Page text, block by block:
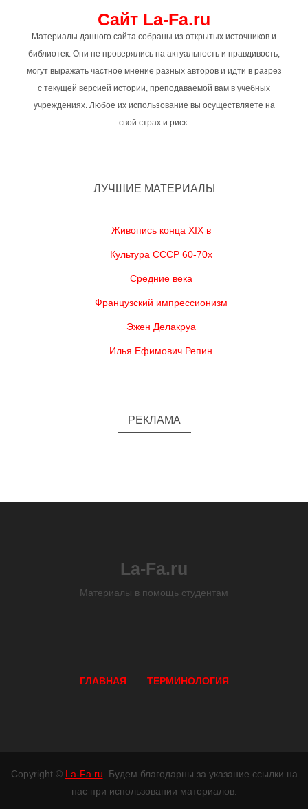
Сайт La-Fa.ru
Материалы данного сайта собраны из открытых источников и
библиотек. Они не проверялись на актуальность и правдивость,
могут выражать частное мнение разных авторов и идти в разрез
с текущей версией истории, преподаваемой вам в учебных
учреждениях. Любое их использование вы осуществляете на
свой страх и риск.
ЛУЧШИЕ МАТЕРИАЛЫ
Живопись конца XIX в
Культура СССР 60-70х
Средние века
Французский импрессионизм
Эжен Делакруа
Илья Ефимович Репин
РЕКЛАМА
La-Fa.ru
Материалы в помощь студентам
ГЛАВНАЯ ТЕРМИНОЛОГИЯ
Copyright © La-Fa.ru . Будем благодарны за указание ссылки на
нас при использовании материалов.